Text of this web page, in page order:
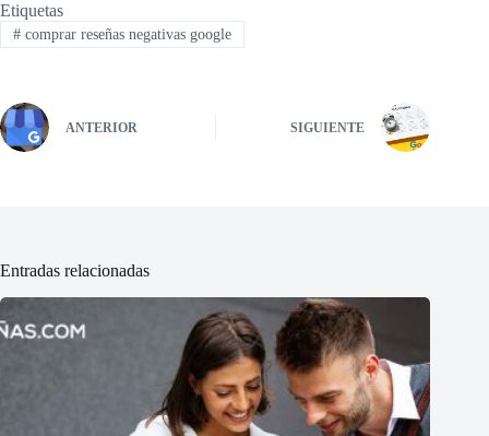
Etiquetas
#comprar reseñas negativas google
ANTERIOR SIGUIENTE
Entradas relacionadas